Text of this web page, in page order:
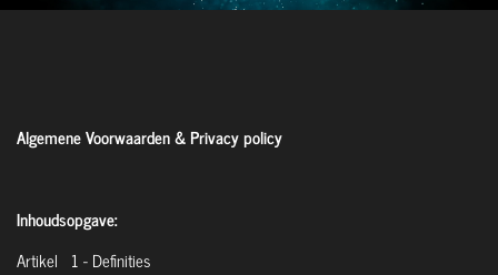
Algemene Voorwaarden & Privacy policy
Inhoudsopgave:
Artikel 1 - Definities